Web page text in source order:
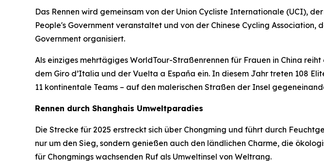
Das Rennen wird gemeinsam von der Union Cycliste Internationale (UCI),
People's Government veranstaltet und von der Chinese Cycling
Government organisiert.
Als einziges mehrtägiges WorldTour-Straßenrennen für Frauen in China
dem Giro d’Italia und der Vuelta a España ein. In diesem Jahr treten 108
11 kontinentale Teams – auf den malerischen Straßen der Insel
Rennen durch Shanghais Umweltparadies
Die Strecke für 2025 erstreckt sich über Chongming und führt durch
nur um den Sieg, sondern genießen auch den ländlichen Charme, die
für Chongmings wachsenden Ruf als Umweltinsel von Weltrang.